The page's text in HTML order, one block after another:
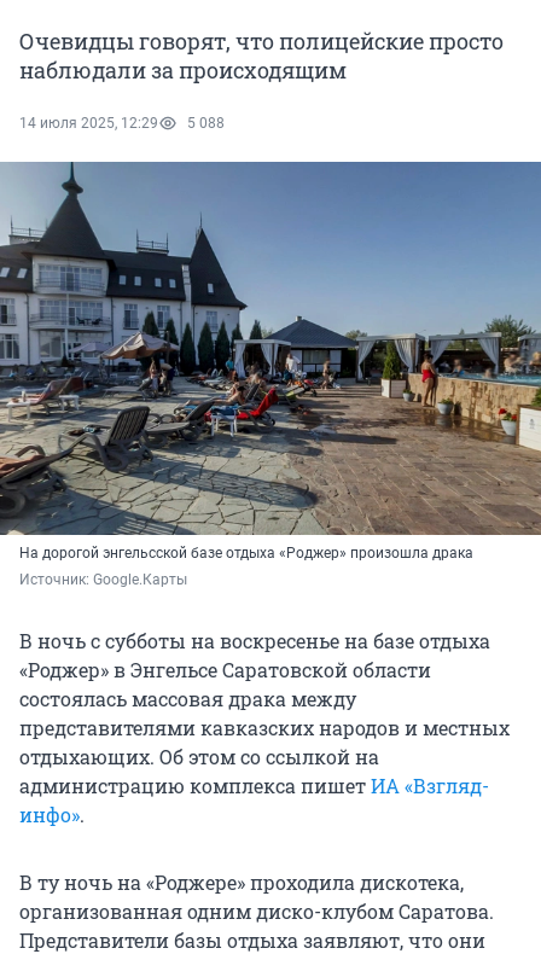
Очевидцы говорят, что полицейские просто
наблюдали за происходящим
14 июля 2025, 12:29 5 088
На дорогой энгельсской базе отдыха «Роджер» произошла драка
Источник: Google.Карты
В ночь с субботы на воскресенье на базе отдыха
«Роджер» в Энгельсе Саратовской области
состоялась массовая драка между
представителями кавказских народов и местных
отдыхающих. Об этом со ссылкой на
администрацию комплекса пишетИА «Взгляд-
инфо».
В ту ночь на «Роджере» проходила дискотека,
организованная одним диско-клубом Саратова.
Представители базы отдыха заявляют, что они